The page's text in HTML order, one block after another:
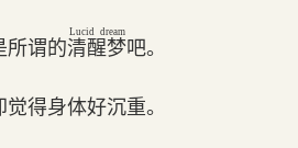
所谓的清醒梦
Lucid dream
吧。
得身体好沉重。